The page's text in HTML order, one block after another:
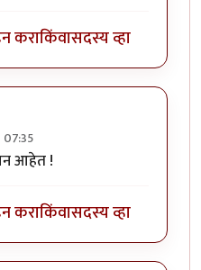
कराकिंवासदस्य व्हा
07:35
आहेत !
कराकिंवासदस्य व्हा